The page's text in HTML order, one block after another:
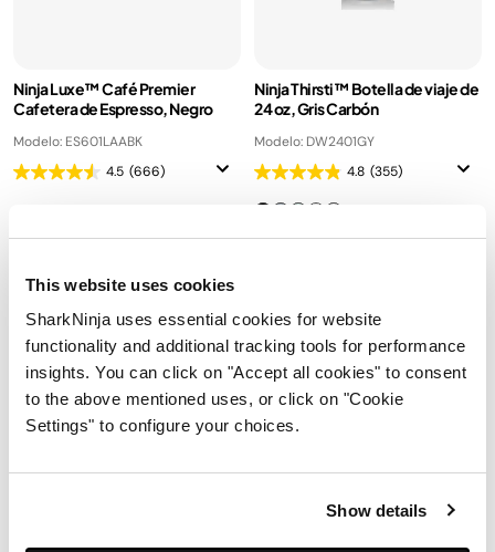
This website uses cookies
SharkNinja uses essential cookies for website
functionality and additional tracking tools for performance
insights. You can click on "Accept all cookies" to consent
to the above mentioned uses, or click on "Cookie
Settings" to configure your choices.
Show details
Ninja Luxe™ Café Premier
Cafetera de Espresso, Negro
Modelo: ES601LAABK
4.5 (666)
Autocalibrado Barista
Assist™
$16,999.00
Añadir al carrito
Ninja Thirsti™ Botella de viaje de
24 oz, Gris Carbón
Modelo: DW2401GY
4.8 (355)
$699.00 Precio reducido
$799.00
Añadir al carrito